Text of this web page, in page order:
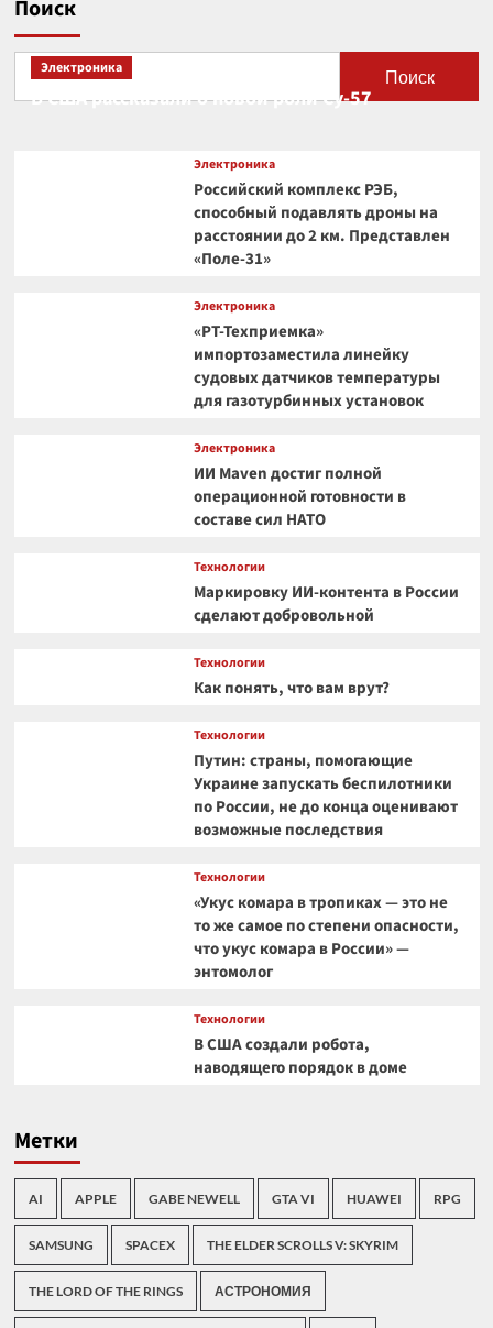
Поиск
Поиск
Электроника
В США рассказали о новой роли Су-57
Электроника
Российский комплекс РЭБ,
способный подавлять дроны на
расстоянии до 2 км. Представлен
«Поле-31»
Электроника
«РТ-Техприемка»
импортозаместила линейку
судовых датчиков температуры
для газотурбинных установок
Электроника
ИИ Maven достиг полной
операционной готовности в
составе сил НАТО
Технологии
Маркировку ИИ-контента в России
сделают добровольной
Технологии
Как понять, что вам врут?
Технологии
Путин: страны, помогающие
Украине запускать беспилотники
по России, не до конца оценивают
возможные последствия
Технологии
«Укус комара в тропиках — это не
то же самое по степени опасности,
что укус комара в России» —
энтомолог
Технологии
В США создали робота,
наводящего порядок в доме
Метки
AI APPLE GABE NEWELL GTA VI HUAWEI RPG
SAMSUNG SPACEX THE ELDER SCROLLS V: SKYRIM
THE LORD OF THE RINGS АСТРОНОМИЯ